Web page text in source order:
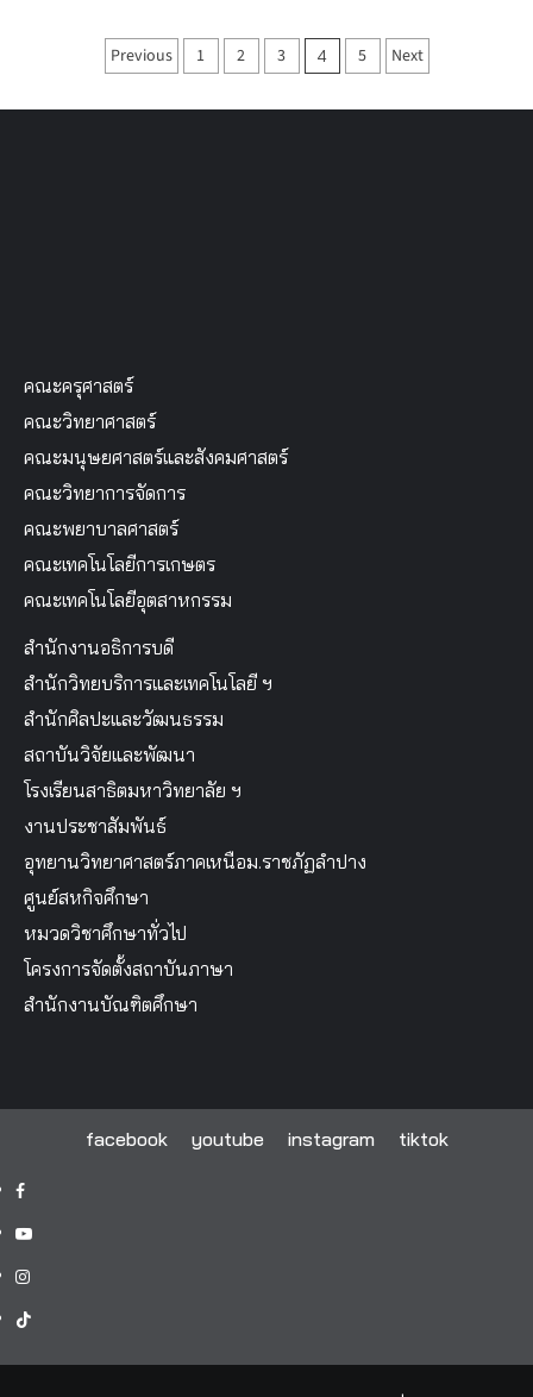
Posts
Previous 1 2 3 4 5 Next
คณะครุศาสตร์
คณะวิทยาศาสตร์
คณะมนุษยศาสตร์และสังคมศาสตร์
คณะวิทยาการจัดการ
คณะพยาบาลศาสตร์
คณะเทคโนโลยีการเกษตร
คณะเทคโนโลยีอุตสาหกรรม
สำนักงานอธิการบดี
สำนักวิทยบริการและเทคโนโลยี ฯ
สำนักศิลปะและวัฒนธรรม
สถาบันวิจัยและพัฒนา
โรงเรียนสาธิตมหาวิทยาลัย ฯ
งานประชาสัมพันธ์
อุทยานวิทยาศาสตร์ภาคเหนือม.ราชภัฏลำปาง
ศูนย์สหกิจศึกษา
หมวดวิชาศึกษาทั่วไป
โครงการจัดตั้งสถาบันภาษา
สำนักงานบัณฑิตศึกษา
facebook youtube instagram tiktok
facebook
youtube
instagram
tiktok